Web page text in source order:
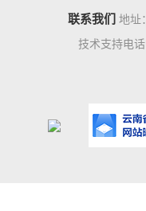
联系我们 地址
技术支持电